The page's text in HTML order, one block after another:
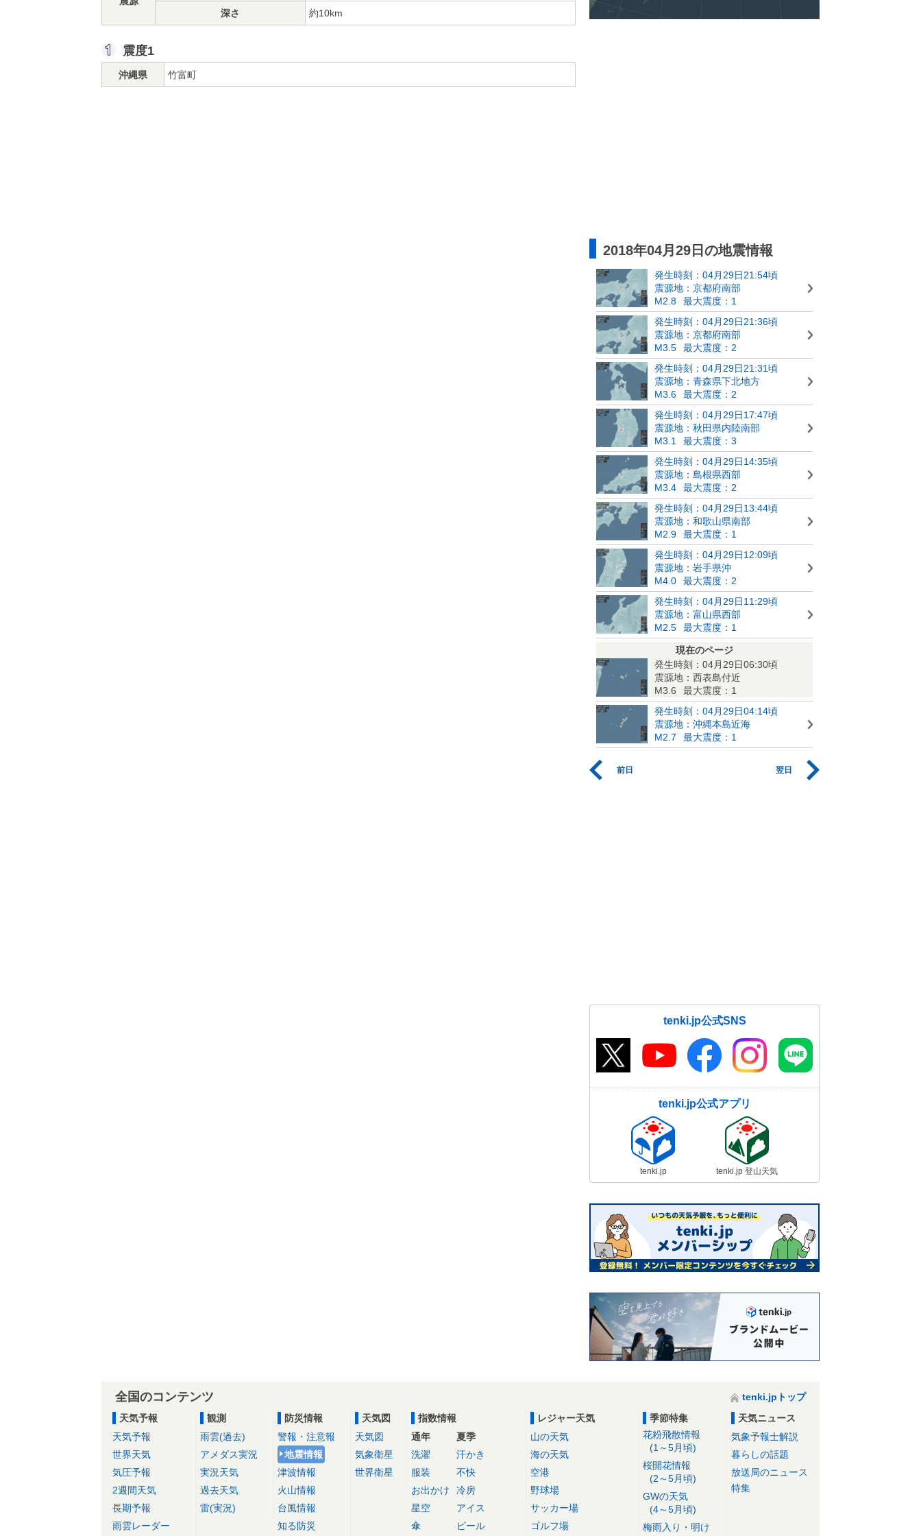
深さ
約10km
震度1
沖縄県 竹富町
2018年04月29日の地震情報
発生時刻：04月29日21:54頃
震源地：京都府南部
M2.8
最大震度：1
発生時刻：04月29日21:36頃
震源地：京都府南部
M3.5
最大震度：2
発生時刻：04月29日21:31頃
震源地：青森県下北地方
M3.6
最大震度：2
発生時刻：04月29日17:47頃
震源地：秋田県内陸南部
M3.1
最大震度：3
発生時刻：04月29日14:35頃
震源地：島根県西部
M3.4
最大震度：2
発生時刻：04月29日13:44頃
震源地：和歌山県南部
M2.9
最大震度：1
発生時刻：04月29日12:09頃
震源地：岩手県沖
M4.0
最大震度：2
発生時刻：04月29日11:29頃
震源地：富山県西部
M2.5
最大震度：1
現在のページ
発生時刻：04月29日06:30頃
震源地：西表島付近
M3.6
最大震度：1
発生時刻：04月29日04:14頃
震源地：沖縄本島近海
M2.7
最大震度：1
前日 翌日
tenki.jp公式SNS
tenki.jp公式アプリ
tenki.jp tenki.jp 登山天気
全国のコンテンツ
tenki.jpトップ
天気予報
天気予報
世界天気
気圧予報
2週間天気
長期予報
雨雲レーダー
観測
雨雲(過去)
アメダス実況
実況天気
過去天気
雷(実況)
防災情報
警報・注意報
地震情報
津波情報
火山情報
台風情報
知る防災
天気図
天気図
気象衛星
世界衛星
指数情報
通年
洗濯
服装
お出かけ
星空
傘
夏季
汗かき
不快
冷房
アイス
ビール
レジャー天気
山の天気
海の天気
空港
野球場
サッカー場
ゴルフ場
季節特集
花粉飛散情報
(1～5月頃)
桜開花情報
(2～5月頃)
GWの天気
(4～5月頃)
梅雨入り・明け
天気ニュース
気象予報士解説
暮らしの話題
放送局のニュース
特集